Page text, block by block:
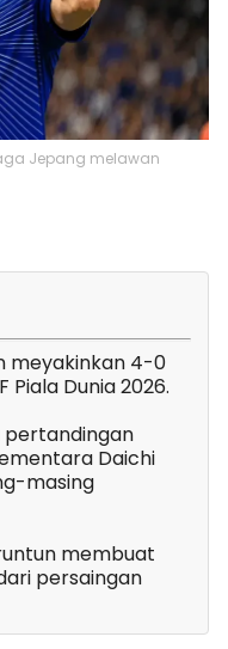
Jepang melawan
meyakinkan 4-0
Piala Dunia 2026.
pertandingan
Daichi
masing
membuat
persaingan